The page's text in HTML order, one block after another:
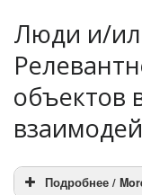
Люди и/
объектов
Подробнее /